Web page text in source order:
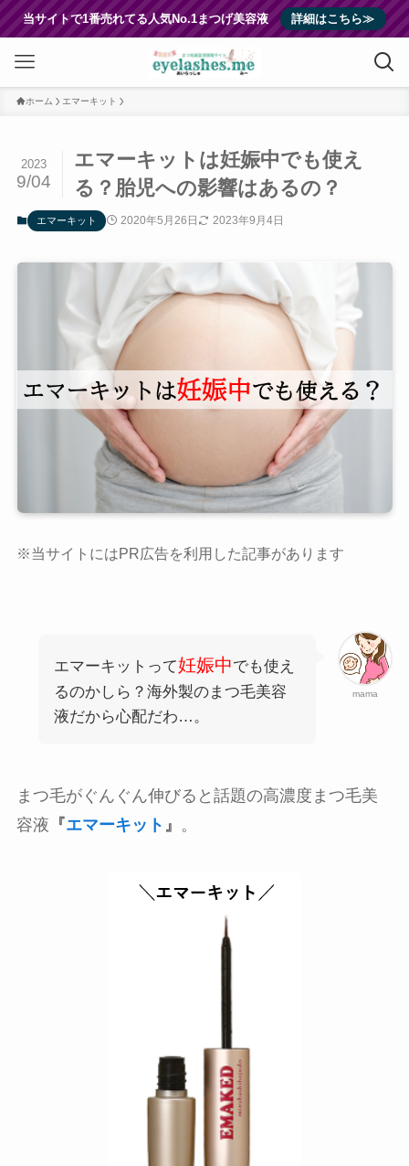
当サイトで1番売れてる人気No.1まつげ美容液 詳細はこちら≫
ホーム エマーキット
エマーキットは妊娠中でも使え
る？胎児への影響はあるの？
2023
9/04
エマーキット 2020年5月26日 2023年9月4日
※当サイトにはPR広告を利用した記事があります
mama
エマーキットって妊娠中でも使え
るのかしら？海外製のまつ毛美容
液だから心配だわ…。
まつ毛がぐんぐん伸びると話題の高濃度まつ毛美
容液 『エマーキット 』 。